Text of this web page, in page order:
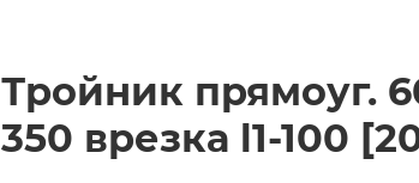
Тройник прямоуг.
350 врезка l1-100